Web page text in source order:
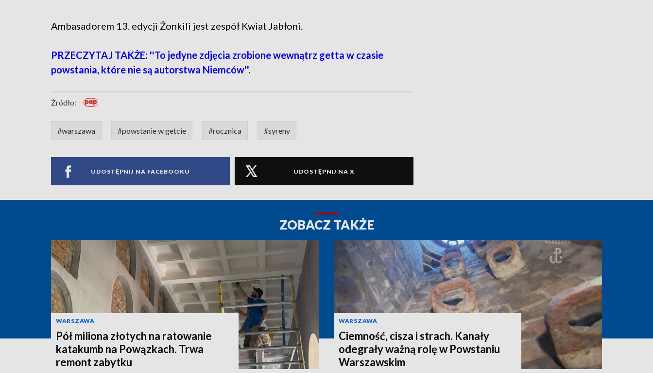
Ambasadorem 13. edycji Żonkili jest zespół Kwiat Jabłoni.
PRZECZYTAJ TAKŻE: ''To jedyne zdjęcia zrobione wewnątrz getta w czasie
powstania, które nie są autorstwa Niemców''.
Źródło:
#warszawa #powstanie w getcie #rocznica #syreny
UDOSTĘPNIJ NA FACEBOOKU UDOSTĘPNIJ NA X
ZOBACZ TAKŻE
WARSZAWA
Pół miliona złotych na ratowanie
katakumb na Powązkach. Trwa
remont zabytku
WARSZAWA
Ciemność, cisza i strach. Kanały
odegrały ważną rolę w Powstaniu
Warszawskim